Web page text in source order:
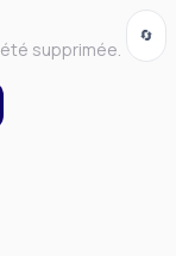
supprimée.
🔄